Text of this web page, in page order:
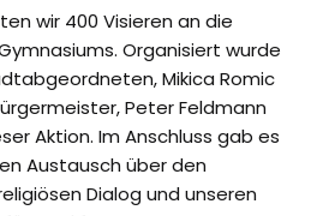
wir 400 Visieren an die
Organisiert wurde
Mikica Romic
Peter Feldmann
Aktion. Im Anschluss gab es
Austausch über den
Dialog und unseren